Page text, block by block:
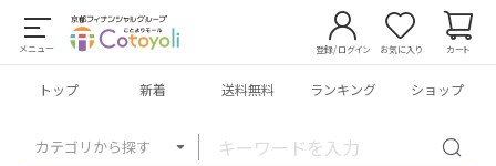
メニュー
カテゴリから探す
登録/ログイン お気に入り カート
トップ 新着 送料無料 ランキング ショップ